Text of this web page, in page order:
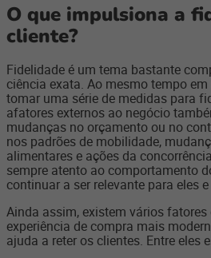
O que impulsiona a
cliente?
Fidelidade é um tema bastante
ciência exata. Ao mesmo tempo
tomar uma série de medidas para
afatores externos ao negócio
mudanças no orçamento ou no
nos padrões de mobilidade,
alimentares e ações da
sempre atento ao comportamento
continuar a ser relevante para eles
Ainda assim, existem vários
experiência de compra mais
ajuda a reter os clientes. Entre eles